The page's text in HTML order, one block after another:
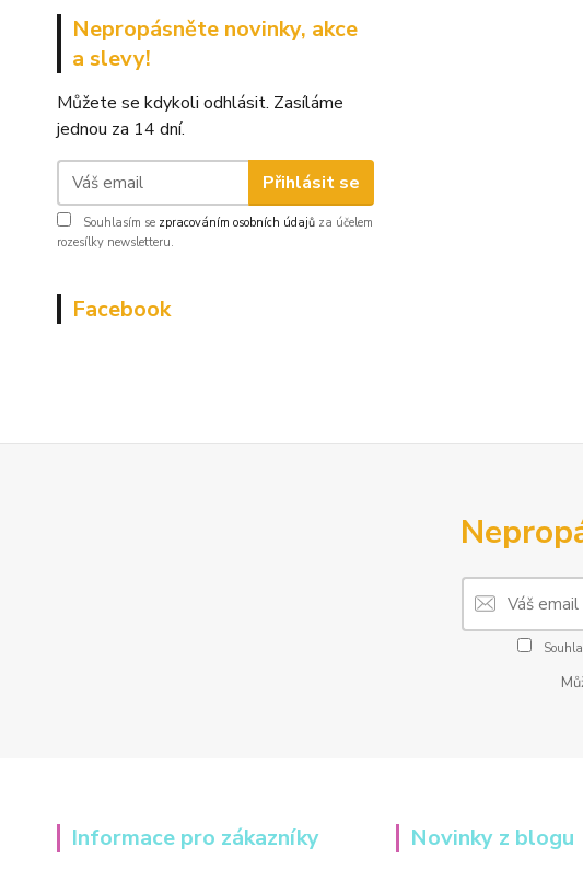
Nepropásněte novinky, akce
a slevy!
Můžete se kdykoli odhlásit. Zasíláme
jednou za 14 dní.
Přihlásit se
Souhlasím se zpracováním osobních údajů za účelem
rozesílky newsletteru.
Facebook
Informace pro zákazníky Novinky z blogu